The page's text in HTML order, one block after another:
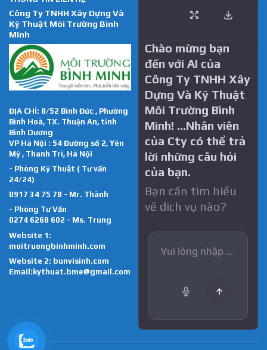
Công Ty TNHH Xây Dựng Và
Kỹ Thuật Môi Trường Bình
Minh
ĐỊA CHỈ: 8/52 Bình Đức , Phường
Bình Hoà, TX. Thuận An, tỉnh
Bình Dương
VP Hà Nội : 54 Đường số 2, Yên
Mỹ , Thanh Trì, Hà Nội
- Phòng Kỹ Thuật ( Tư vấn
24/24)
0917 34 75 78 - Mr. Thành
- Phòng Tư Vấn
0274 6268 602 - Ms. Trung
Website 1:
moitruongbinhminh.com
Website 2: bunvisinh.com
Email:kythuat.bme@gmail.com
Chào mừng bạn
đến với AI của
Công Ty TNHH Xây
Dựng Và Kỹ Thuật
Môi Trường Bình
Minh! …Nhân viên
của Cty có thể trả
lời những câu hỏi
của bạn.
Bạn cần tìm hiểu
về dich vụ nào?